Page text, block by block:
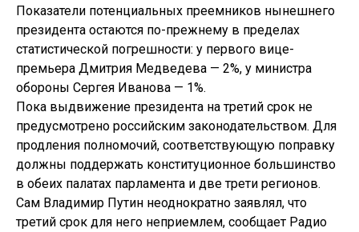
Показатели потенциальных преемников нынешнего
президента остаются по-прежнему в пределах
статистической погрешности: у первого вице-
премьера Дмитрия Медведева — 2%, у министра
обороны Сергея Иванова — 1%.
Пока выдвижение президента на третий срок не
предусмотрено российским законодательством. Для
продления полномочий, соответствующую поправку
должны поддержать конституционное большинство
в обеих палатах парламента и две трети регионов.
Сам Владимир Путин неоднократно заявлял, что
третий срок для него неприемлем, сообщает Радио